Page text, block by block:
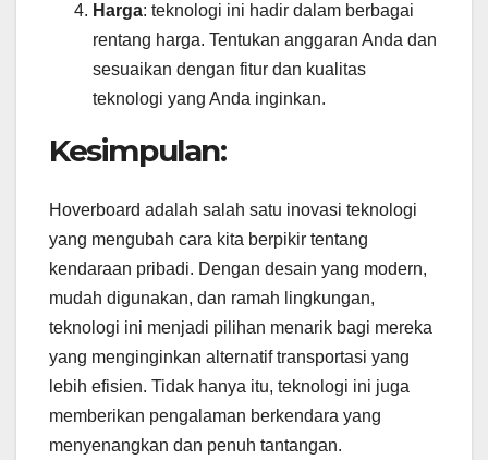
Harga: teknologi ini hadir dalam berbagai
rentang harga. Tentukan anggaran Anda dan
sesuaikan dengan fitur dan kualitas
teknologi yang Anda inginkan.
Kesimpulan:
Hoverboard adalah salah satu inovasi teknologi
yang mengubah cara kita berpikir tentang
kendaraan pribadi. Dengan desain yang modern,
mudah digunakan, dan ramah lingkungan,
teknologi ini menjadi pilihan menarik bagi mereka
yang menginginkan alternatif transportasi yang
lebih efisien. Tidak hanya itu, teknologi ini juga
memberikan pengalaman berkendara yang
menyenangkan dan penuh tantangan.